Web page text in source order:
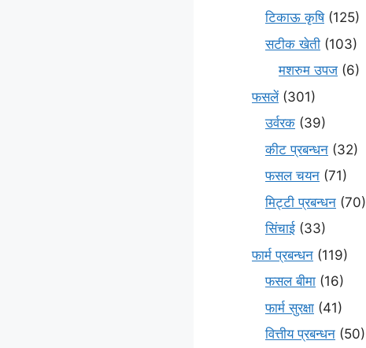
टिकाऊ कृषि(125)
सटीक खेती (103)
मशरुम उपज (6)
फसलें(301)
उर्वरक (39)
कीट प्रबन्धन (32)
फसल चयन (71)
मि‌ट्टी प्रबन्धन (70)
सिंचाई (33)
फार्म प्रबन्धन (119)
फसल बीमा (16)
फार्म सुरक्षा (41)
वित्तीय प्रबन्धन (50)